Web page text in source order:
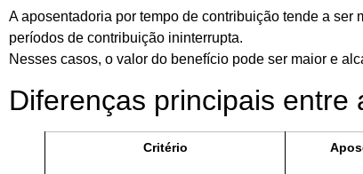
A aposentadoria por tempo de contribuição tende a ser
períodos de contribuição ininterrupta.
Nesses casos, o valor do benefício pode ser maior e
Diferenças principais entre
Critério